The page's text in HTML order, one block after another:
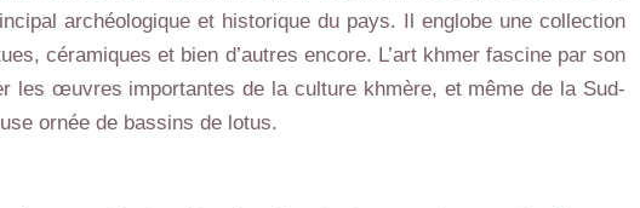
archéologique et historique du pays. Il englobe une collection
céramiques et bien d’autres encore. L’art khmer fascine par son
les œuvres importantes de la culture khmère, et même de la Sud-
ornée de bassins de lotus.